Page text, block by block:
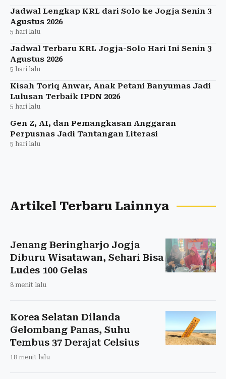
Jadwal Lengkap KRL dari Solo ke Jogja Senin 3
Agustus 2026
5 hari lalu
Jadwal Terbaru KRL Jogja-Solo Hari Ini Senin 3
Agustus 2026
5 hari lalu
Kisah Toriq Anwar, Anak Petani Banyumas Jadi
Lulusan Terbaik IPDN 2026
5 hari lalu
Gen Z, AI, dan Pemangkasan Anggaran
Perpusnas Jadi Tantangan Literasi
5 hari lalu
Artikel Terbaru Lainnya
Jenang Beringharjo Jogja
Diburu Wisatawan, Sehari Bisa
Ludes 100 Gelas
8 menit lalu
Korea Selatan Dilanda
Gelombang Panas, Suhu
Tembus 37 Derajat Celsius
18 menit lalu